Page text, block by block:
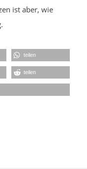
ist aber, wie
teilen
teilen